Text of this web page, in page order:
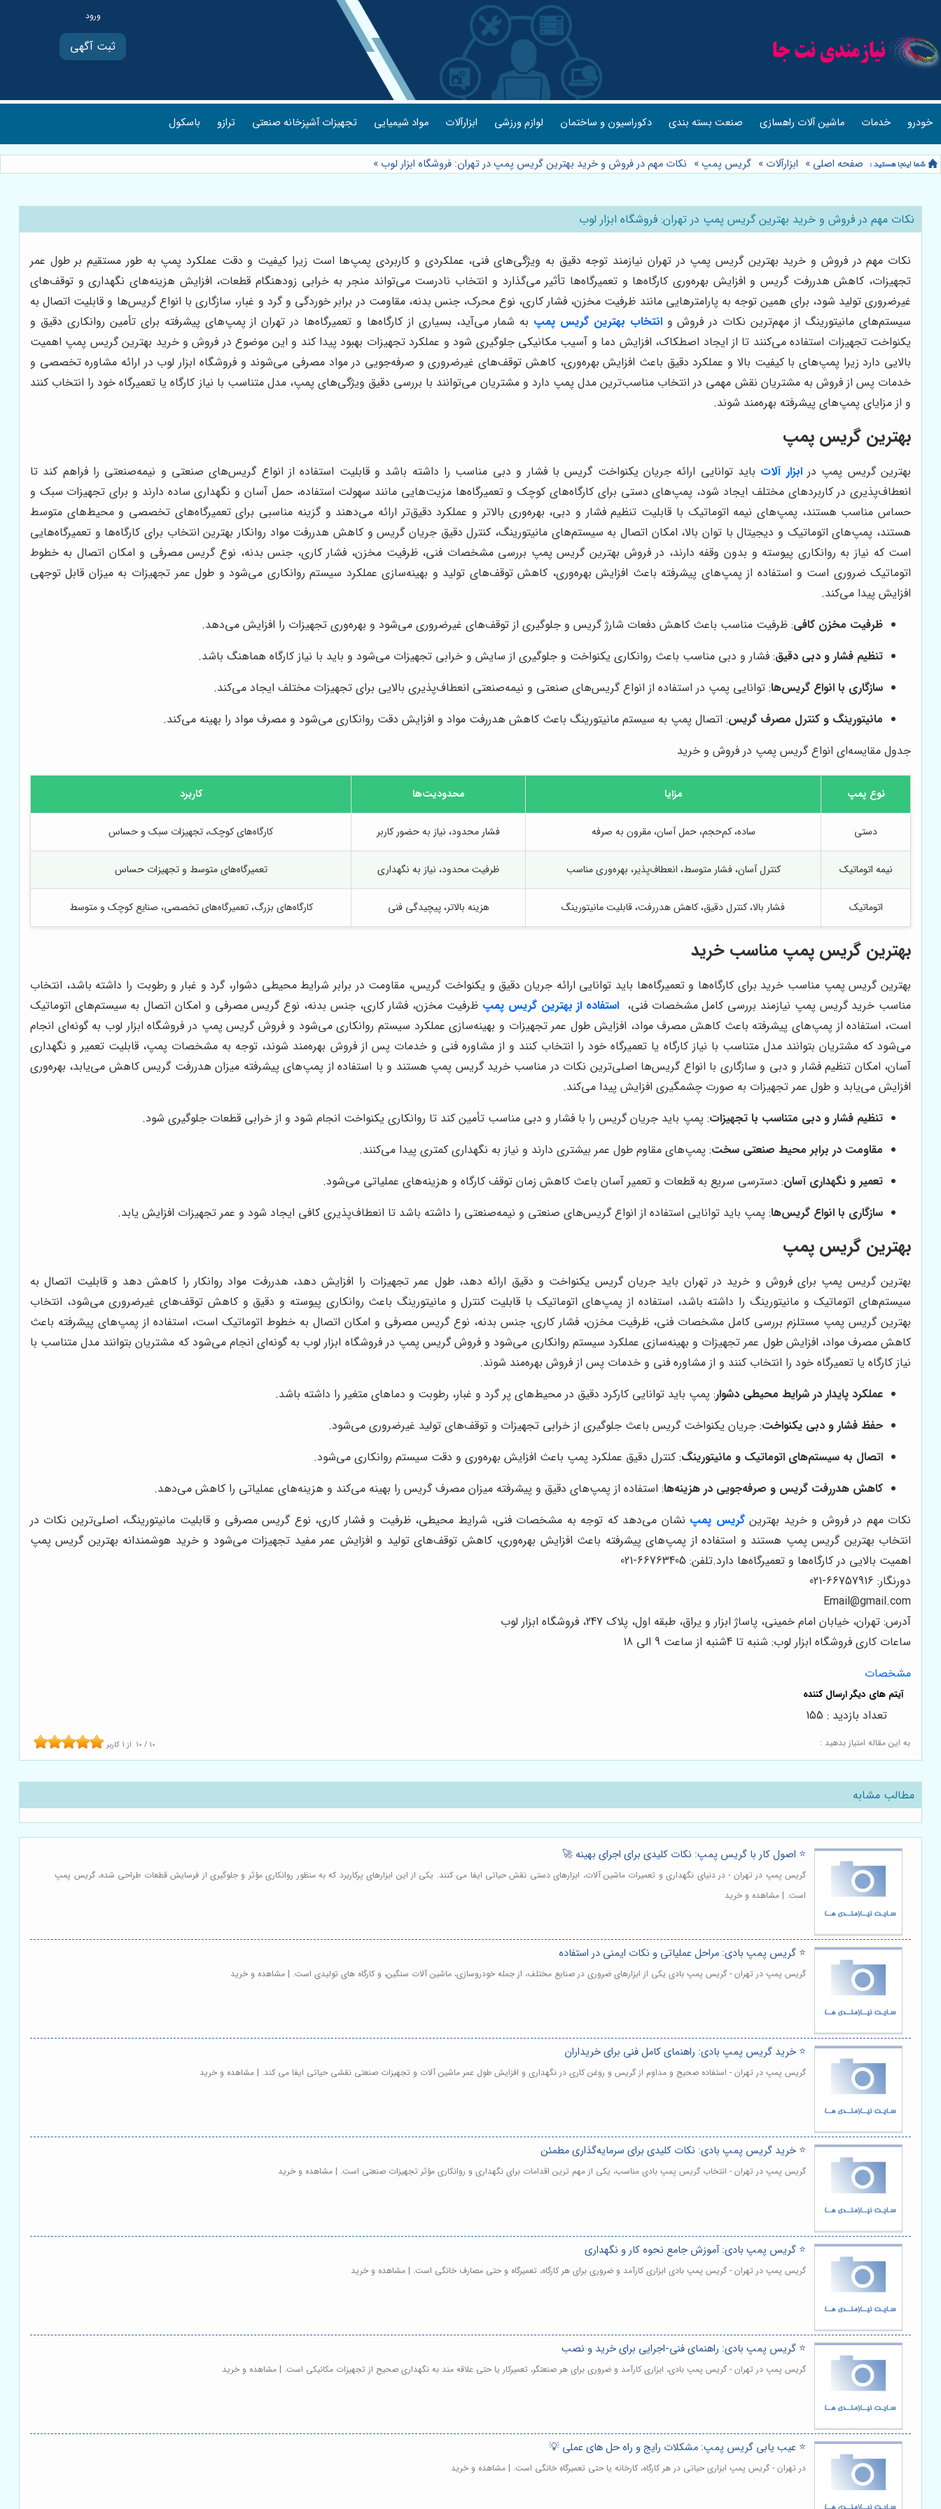
ثبت آگهی
خودرو خدمات ماشین آلات راهسازی صنعت بسته بندی دکوراسیون و ساختمان لوازم ورزشی ابزارآلات مواد شیمیایی تجهیزات آشپزخانه صنعتی ترازو باسکول
صفحه اصلی » ابزارآلات » گریس پمپ» نکات مهم در فروش و خرید بهترین گریس پمپ در تهران: فروشگاه ابزار لوب »
نکات مهم در فروش و خرید بهترین گریس پمپ در تهران: فروشگاه ابزار لوب
نکات مهم در فروش و خرید بهترین گریس پمپ در تهران نیازمند توجه دقیق به ویژگی‌های فنی، عملکردی و کاربردی پمپ‌ها است زیرا کیفیت و دقت عملکرد پمپ به طور مستقیم بر طول عمر
تجهیزات، کاهش هدررفت گریس و افزایش بهره‌وری کارگاه‌ها و تعمیرگاه‌ها تأثیر می‌گذارد و انتخاب نادرست می‌تواند منجر به خرابی زودهنگام قطعات، افزایش هزینه‌های نگهداری و توقف‌های
غیرضروری تولید شود، برای همین توجه به پارامترهایی مانند ظرفیت مخزن، فشار کاری، نوع محرک، جنس بدنه، مقاومت در برابر خوردگی و گرد و غبار، سازگاری با انواع گریس‌ها و قابلیت اتصال به
سیستم‌های مانیتورینگ از مهم‌ترین نکات در فروش وانتخاب بهترین گریس پمپ به شمار می‌آید، بسیاری از کارگاه‌ها و تعمیرگاه‌ها در تهران از پمپ‌های پیشرفته برای تأمین روانکاری دقیق و
یکنواخت تجهیزات استفاده می‌کنند تا از ایجاد اصطکاک، افزایش دما و آسیب مکانیکی جلوگیری شود و عملکرد تجهیزات بهبود پیدا کند و این موضوع در فروش و خرید بهترین گریس پمپ اهمیت
بالایی دارد زیرا پمپ‌های با کیفیت بالا و عملکرد دقیق باعث افزایش بهره‌وری، کاهش توقف‌های غیرضروری و صرفه‌جویی در مواد مصرفی می‌شوند و فروشگاه ابزار لوب در ارائه مشاوره تخصصی و
خدمات پس از فروش به مشتریان نقش مهمی در انتخاب مناسب‌ترین مدل پمپ دارد و مشتریان می‌توانند با بررسی دقیق ویژگی‌های پمپ، مدل متناسب با نیاز کارگاه یا تعمیرگاه خود را انتخاب کنند
و از مزایای پمپ‌های پیشرفته بهره‌مند شوند.
بهترین گریس پمپ
بهترین گریس پمپ درابزار آلات باید توانایی ارائه جریان یکنواخت گریس با فشار و دبی مناسب را داشته باشد و قابلیت استفاده از انواع گریس‌های صنعتی و نیمه‌صنعتی را فراهم کند تا
انعطاف‌پذیری در کاربردهای مختلف ایجاد شود، پمپ‌های دستی برای کارگاه‌های کوچک و تعمیرگاه‌ها مزیت‌هایی مانند سهولت استفاده، حمل آسان و نگهداری ساده دارند و برای تجهیزات سبک و
حساس مناسب هستند، پمپ‌های نیمه اتوماتیک با قابلیت تنظیم فشار و دبی، بهره‌وری بالاتر و عملکرد دقیق‌تر ارائه می‌دهند و گزینه مناسبی برای تعمیرگاه‌های تخصصی و محیط‌های متوسط
هستند، پمپ‌های اتوماتیک و دیجیتال با توان بالا، امکان اتصال به سیستم‌های مانیتورینگ، کنترل دقیق جریان گریس و کاهش هدررفت مواد روانکار بهترین انتخاب برای کارگاه‌ها و تعمیرگاه‌هایی
است که نیاز به روانکاری پیوسته و بدون وقفه دارند، در فروش بهترین گریس پمپ بررسی مشخصات فنی، ظرفیت مخزن، فشار کاری، جنس بدنه، نوع گریس مصرفی و امکان اتصال به خطوط
اتوماتیک ضروری است و استفاده از پمپ‌های پیشرفته باعث افزایش بهره‌وری، کاهش توقف‌های تولید و بهینه‌سازی عملکرد سیستم روانکاری می‌شود و طول عمر تجهیزات به میزان قابل توجهی
افزایش پیدا می‌کند.
ظرفیت مخزن کافی: ظرفیت مناسب باعث کاهش دفعات شارژ گریس و جلوگیری از توقف‌های غیرضروری می‌شود و بهره‌وری تجهیزات را افزایش می‌دهد.
تنظیم فشار و دبی دقیق: فشار و دبی مناسب باعث روانکاری یکنواخت و جلوگیری از سایش و خرابی تجهیزات می‌شود و باید با نیاز کارگاه هماهنگ باشد.
سازگاری با انواع گریس‌ها: توانایی پمپ در استفاده از انواع گریس‌های صنعتی و نیمه‌صنعتی انعطاف‌پذیری بالایی برای تجهیزات مختلف ایجاد می‌کند.
مانیتورینگ و کنترل مصرف گریس: اتصال پمپ به سیستم مانیتورینگ باعث کاهش هدررفت مواد و افزایش دقت روانکاری می‌شود و مصرف مواد را بهینه می‌کند.
جدول مقایسه‌ای انواع گریس پمپ در فروش و خرید
نوع پمپ مزایا محدودیت‌ها کاربرد
دستی ساده، کم‌حجم، حمل آسان، مقرون به صرفه فشار محدود، نیاز به حضور کاربر کارگاه‌های کوچک، تجهیزات سبک و حساس
نیمه اتوماتیک کنترل آسان، فشار متوسط، انعطاف‌پذیر، بهره‌وری مناسب ظرفیت محدود، نیاز به نگهداری تعمیرگاه‌های متوسط و تجهیزات حساس
اتوماتیک فشار بالا، کنترل دقیق، کاهش هدررفت، قابلیت مانیتورینگ هزینه بالاتر، پیچیدگی فنی کارگاه‌های بزرگ، تعمیرگاه‌های تخصصی، صنایع کوچک و متوسط
بهترین گریس پمپ مناسب خرید
بهترین گریس پمپ مناسب خرید برای کارگاه‌ها و تعمیرگاه‌ها باید توانایی ارائه جریان دقیق و یکنواخت گریس، مقاومت در برابر شرایط محیطی دشوار، گرد و غبار و رطوبت را داشته باشد، انتخاب
مناسب خرید گریس پمپ نیازمند بررسی کامل مشخصات فنی، استفاده از بهترین گریس پمپ ظرفیت مخزن، فشار کاری، جنس بدنه، نوع گریس مصرفی و امکان اتصال به سیستم‌های اتوماتیک
است، استفاده از پمپ‌های پیشرفته باعث کاهش مصرف مواد، افزایش طول عمر تجهیزات و بهینه‌سازی عملکرد سیستم روانکاری می‌شود و فروش گریس پمپ در فروشگاه ابزار لوب به گونه‌ای انجام
می‌شود که مشتریان بتوانند مدل متناسب با نیاز کارگاه یا تعمیرگاه خود را انتخاب کنند و از مشاوره فنی و خدمات پس از فروش بهره‌مند شوند، توجه به مشخصات پمپ، قابلیت تعمیر و نگهداری
آسان، امکان تنظیم فشار و دبی و سازگاری با انواع گریس‌ها اصلی‌ترین نکات در مناسب خرید گریس پمپ هستند و با استفاده از پمپ‌های پیشرفته میزان هدررفت گریس کاهش می‌یابد، بهره‌وری
افزایش می‌یابد و طول عمر تجهیزات به صورت چشمگیری افزایش پیدا می‌کند.
تنظیم فشار و دبی متناسب با تجهیزات: پمپ باید جریان گریس را با فشار و دبی مناسب تأمین کند تا روانکاری یکنواخت انجام شود و از خرابی قطعات جلوگیری شود.
مقاومت در برابر محیط صنعتی سخت: پمپ‌های مقاوم طول عمر بیشتری دارند و نیاز به نگهداری کمتری پیدا می‌کنند.
تعمیر و نگهداری آسان: دسترسی سریع به قطعات و تعمیر آسان باعث کاهش زمان توقف کارگاه و هزینه‌های عملیاتی می‌شود.
سازگاری با انواع گریس‌ها: پمپ باید توانایی استفاده از انواع گریس‌های صنعتی و نیمه‌صنعتی را داشته باشد تا انعطاف‌پذیری کافی ایجاد شود و عمر تجهیزات افزایش یابد.
بهترین گریس پمپ
بهترین گریس پمپ برای فروش و خرید در تهران باید جریان گریس یکنواخت و دقیق ارائه دهد، طول عمر تجهیزات را افزایش دهد، هدررفت مواد روانکار را کاهش دهد و قابلیت اتصال به
سیستم‌های اتوماتیک و مانیتورینگ را داشته باشد، استفاده از پمپ‌های اتوماتیک با قابلیت کنترل و مانیتورینگ باعث روانکاری پیوسته و دقیق و کاهش توقف‌های غیرضروری می‌شود، انتخاب
بهترین گریس پمپ مستلزم بررسی کامل مشخصات فنی، ظرفیت مخزن، فشار کاری، جنس بدنه، نوع گریس مصرفی و امکان اتصال به خطوط اتوماتیک است، استفاده از پمپ‌های پیشرفته باعث
کاهش مصرف مواد، افزایش طول عمر تجهیزات و بهینه‌سازی عملکرد سیستم روانکاری می‌شود و فروش گریس پمپ در فروشگاه ابزار لوب به گونه‌ای انجام می‌شود که مشتریان بتوانند مدل متناسب با
نیاز کارگاه یا تعمیرگاه خود را انتخاب کنند و از مشاوره فنی و خدمات پس از فروش بهره‌مند شوند.
عملکرد پایدار در شرایط محیطی دشوار: پمپ باید توانایی کارکرد دقیق در محیط‌های پر گرد و غبار، رطوبت و دماهای متغیر را داشته باشد.
حفظ فشار و دبی یکنواخت: جریان یکنواخت گریس باعث جلوگیری از خرابی تجهیزات و توقف‌های تولید غیرضروری می‌شود.
اتصال به سیستم‌های اتوماتیک و مانیتورینگ: کنترل دقیق عملکرد پمپ باعث افزایش بهره‌وری و دقت سیستم روانکاری می‌شود.
کاهش هدررفت گریس و صرفه‌جویی در هزینه‌ها: استفاده از پمپ‌های دقیق و پیشرفته میزان مصرف گریس را بهینه می‌کند و هزینه‌های عملیاتی را کاهش می‌دهد.
نکات مهم در فروش و خرید بهترینگریس پمپ‌ نشان می‌دهد که توجه به مشخصات فنی، شرایط محیطی، ظرفیت و فشار کاری، نوع گریس مصرفی و قابلیت مانیتورینگ، اصلی‌ترین نکات در
انتخاب بهترین گریس پمپ هستند و استفاده از پمپ‌های پیشرفته باعث افزایش بهره‌وری، کاهش توقف‌های تولید و افزایش عمر مفید تجهیزات می‌شود و خرید هوشمندانه بهترین گریس پمپ
اهمیت بالایی در کارگاه‌ها و تعمیرگاه‌ها دارد.تلفن: 66763405-021
دورنگار: 66757916-021
Email@gmail.com
آدرس: تهران، خیابان امام خمینی، پاساژ ابزار و یراق، طبقه اول، پلاک 247، فروشگاه ابزار لوب
ساعات کاری فروشگاه ابزار لوب: شنبه تا 4شنبه از ساعت 9 الی 18
مشخصات
به این مقاله امتیاز بدهید : 10 / 10 از 1 کاربر
تعداد بازدید : 155
مطالب مشابه
⭐️ اصول کار با گریس پمپ: نکات کلیدی برای اجرای بهینه 🚀
گریس پمپ در تهران - در دنیای نگهداری و تعمیرات ماشین آلات، ابزارهای دستی نقش حیاتی ایفا می کنند. یکی از این ابزارهای پرکاربرد که به منظور روانکاری مؤثر و جلوگیری از فرسایش قطعات طراحی شده، گریس پمپ
است. | مشاهده و خرید
⭐️ گریس پمپ بادی: مراحل عملیاتی و نکات ایمنی در استفاده
گریس پمپ در تهران - گریس پمپ بادی یکی از ابزارهای ضروری در صنایع مختلف، از جمله خودروسازی، ماشین آلات سنگین، و کارگاه های تولیدی است. | مشاهده و خرید
⭐️ خرید گریس پمپ بادی: راهنمای کامل فنی برای خریداران
گریس پمپ در تهران - استفاده صحیح و مداوم از گریس و روغن کاری در نگهداری و افزایش طول عمر ماشین آلات و تجهیزات صنعتی نقشی حیاتی ایفا می کند. | مشاهده و خرید
⭐️ خرید گریس پمپ بادی: نکات کلیدی برای سرمایه‌گذاری مطمئن
گریس پمپ در تهران - انتخاب گریس پمپ بادی مناسب، یکی از مهم ترین اقدامات برای نگهداری و روانکاری مؤثر تجهیزات صنعتی است. | مشاهده و خرید
⭐️ گریس پمپ بادی: آموزش جامع نحوه کار و نگهداری
گریس پمپ در تهران - گریس پمپ بادی ابزاری کارآمد و ضروری برای هر کارگاه، تعمیرگاه و حتی مصارف خانگی است. | مشاهده و خرید
⭐️ گریس پمپ بادی: راهنمای فنی-اجرایی برای خرید و نصب
گریس پمپ در تهران - گریس پمپ بادی، ابزاری کارآمد و ضروری برای هر صنعتگر، تعمیرکار یا حتی علاقه مند به نگهداری صحیح از تجهیزات مکانیکی است. | مشاهده و خرید
⭐️ عیب یابی گریس پمپ: مشکلات رایج و راه حل های عملی 💡
در تهران - گریس پمپ ابزاری حیاتی در هر کارگاه، کارخانه یا حتی تعمیرگاه خانگی است. | مشاهده و خرید